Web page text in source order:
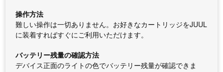
操作方法
難しい操作は一切ありません。お好きなカートリッジをJUUL
に装着すればすぐにご利用いただけます。
バッテリー残量の確認方法
デバイス正面のライトの色でバッテリー残量が確認できま